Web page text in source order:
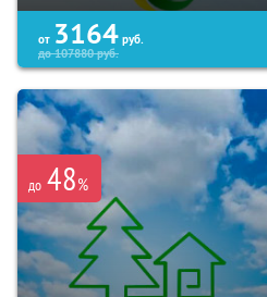
от 3164 руб.
до107880руб.
до 48%